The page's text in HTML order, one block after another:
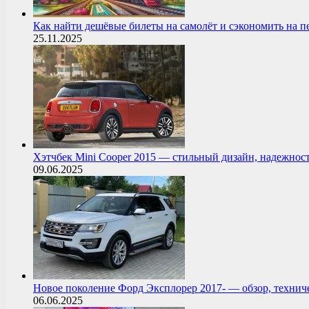
Как найти дешёвые билеты на самолёт и сэкономить на
25.11.2025
Хэтчбек Mini Cooper 2015 — стильный дизайн,
09.06.2025
Новое поколение Форд Эксплорер 2017- — обзор,
06.06.2025